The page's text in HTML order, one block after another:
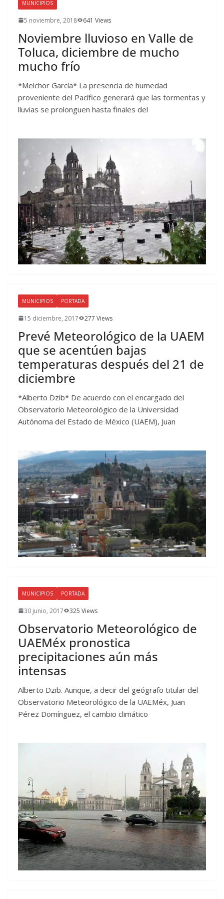
MUNICIPIOS
5 noviembre, 2018 641 Views
Noviembre lluvioso en Valle de
Toluca, diciembre de mucho
mucho frío
*Melchor García* La presencia de humedad
proveniente del Pacífico generará que las tormentas y
lluvias se prolonguen hasta finales del
MUNICIPIOS PORTADA
15 diciembre, 2017 277 Views
Prevé Meteorológico de la UAEM
que se acentúen bajas
temperaturas después del 21 de
diciembre
*Alberto Dzib* De acuerdo con el encargado del
Observatorio Meteorológico de la Universidad
Autónoma del Estado de México (UAEM), Juan
MUNICIPIOS PORTADA
30 junio, 2017 325 Views
Observatorio Meteorológico de
UAEMéx pronostica
precipitaciones aún más
intensas
Alberto Dzib. Aunque, a decir del geógrafo titular del
Observatorio Meteorológico de la UAEMéx, Juan
Pérez Domínguez, el cambio climático